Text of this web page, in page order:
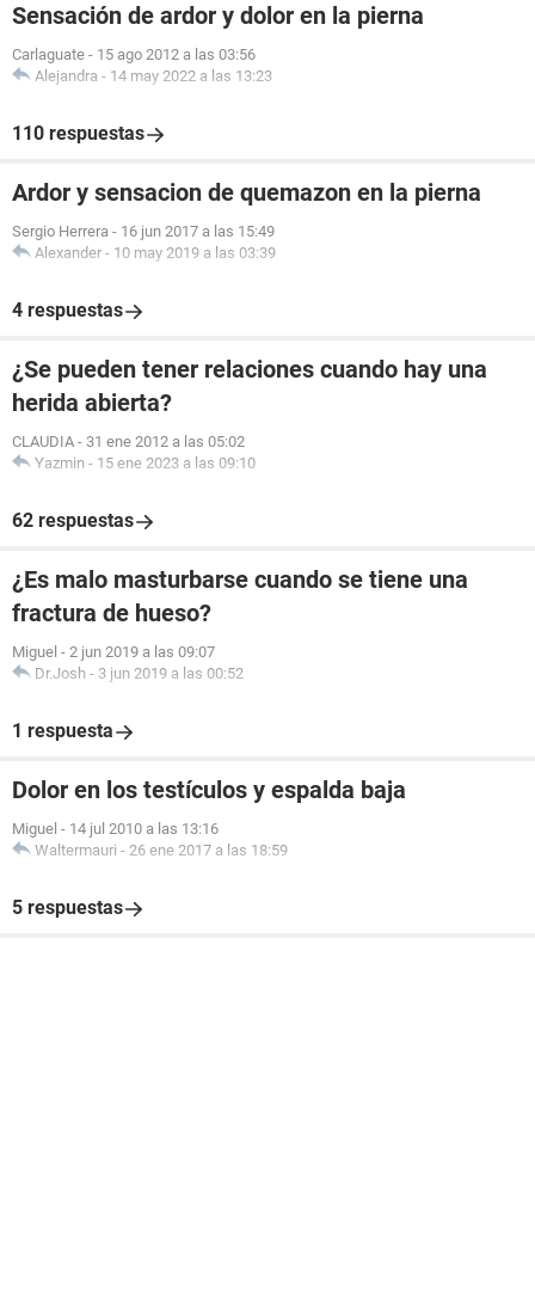
Sensación de ardor y dolor en la pierna
Carlaguate - 15 ago 2012 a las 03:56
Alejandra - 14 may 2022 a las 13:23
110 respuestas
Ardor y sensacion de quemazon en la pierna
Sergio Herrera - 16 jun 2017 a las 15:49
Alexander - 10 may 2019 a las 03:39
4 respuestas
¿Se pueden tener relaciones cuando hay una
herida abierta?
CLAUDIA - 31 ene 2012 a las 05:02
Yazmin - 15 ene 2023 a las 09:10
62 respuestas
¿Es malo masturbarse cuando se tiene una
fractura de hueso?
Miguel - 2 jun 2019 a las 09:07
Dr.Josh - 3 jun 2019 a las 00:52
1 respuesta
Dolor en los testículos y espalda baja
Miguel - 14 jul 2010 a las 13:16
Waltermauri - 26 ene 2017 a las 18:59
5 respuestas